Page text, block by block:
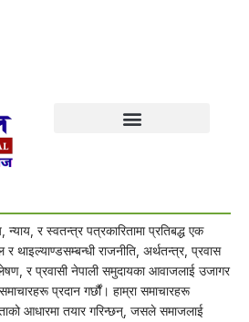
र स्वतन्त्र पत्रकारितामा प्रतिबद्ध एक
र थाइल्याण्डसम्बन्धी राजनीति, अर्थतन्त्र, प्रवास
र प्रवासी नेपाली समुदायका आवाजलाई उजागर
प्रदान गर्छौं। हाम्रा समाचारहरू
आधारमा तयार गरिन्छन्, जसले समाजलाई